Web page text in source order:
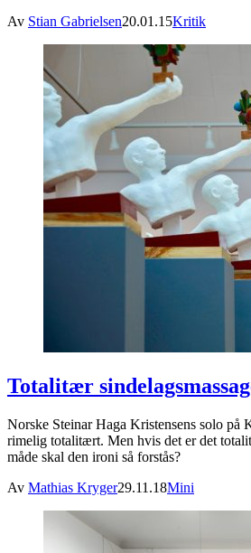
Av Stian Gabrielsen20.01.15Kritik
Totalitær
Norske Steinar Haga Kristensens solo på
rimelig totalitært. Men hvis det er det
måde skal den ironi så forstås?
Av Mathias Kryger29.11.18Mini